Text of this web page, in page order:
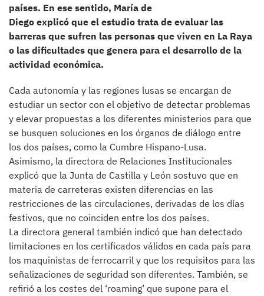
países. En ese sentido, María de
Diego explicó que el estudio trata de evaluar las
barreras que sufren las personas que viven en La Raya
o las dificultades que genera para el desarrollo de la
actividad económica.
Cada autonomía y las regiones lusas se encargan de
estudiar un sector con el objetivo de detectar problemas
y elevar propuestas a los diferentes ministerios para que
se busquen soluciones en los órganos de diálogo entre
los dos países, como la Cumbre Hispano-Lusa.
Asimismo, la directora de Relaciones Institucionales
explicó que la Junta de Castilla y León sostuvo que en
materia de carreteras existen diferencias en las
restricciones de las circulaciones, derivadas de los días
festivos, que no coinciden entre los dos países.
La directora general también indicó que han detectado
limitaciones en los certificados válidos en cada país para
los maquinistas de ferrocarril y que los requisitos para las
señalizaciones de seguridad son diferentes. También, se
refirió a los costes del ‘roaming’ que supone para el